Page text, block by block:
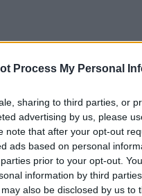
Process My Personal
sharing to third parties, or
advertising by us, please
note that after your opt-out
ads based on personal
prior to your opt-out.
information by third
also be disclosed by us to